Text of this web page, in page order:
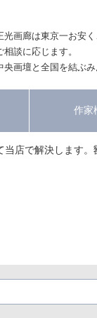
光画廊は東京一お安
相談に応じます。
央画壇と全国を結ぶみ
作家
当店で解決します